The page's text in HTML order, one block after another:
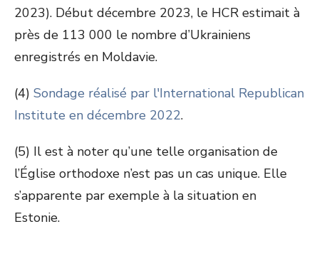
2023). Début décembre 2023, le HCR estimait à
près de 113 000 le nombre d’Ukrainiens
enregistrés en Moldavie.
(4) Sondage réalisé par l'International Republican
Institute en décembre 2022.
(5) Il est à noter qu’une telle organisation de
l’Église orthodoxe n’est pas un cas unique. Elle
s’apparente par exemple à la situation en
Estonie.